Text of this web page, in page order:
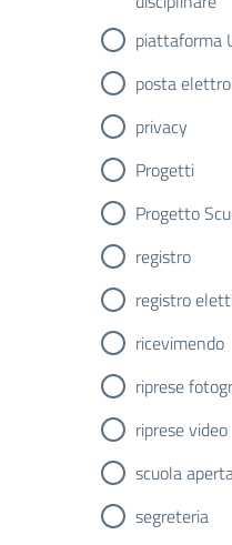
piattaforma
posta
privacy
Progetti
Progetto
registro
registro
ricevimendo
riprese
riprese video
scuola
segreteria